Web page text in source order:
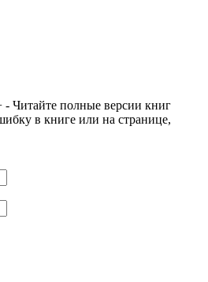
Читайте полные версии книг
в книге или на странице,